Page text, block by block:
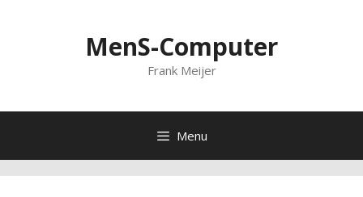
MenS-Computer
Frank Meijer
Menu